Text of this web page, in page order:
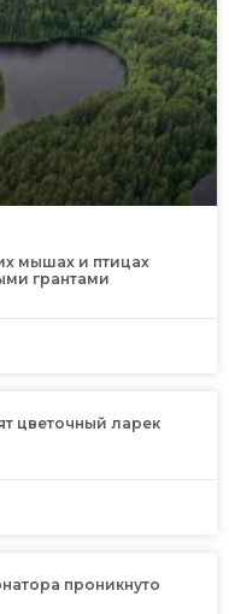
мышах и птицах
грантами
цветочный ларек
проникнуто